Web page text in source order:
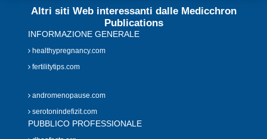
Altri siti Web interessanti dalle Medicchron
Publications
INFORMAZIONE GENERALE
healthypregnancy.com
fertilitytips.com
andromenopause.com
serotonindefizit.com
PUBBLICO PROFESSIONALE